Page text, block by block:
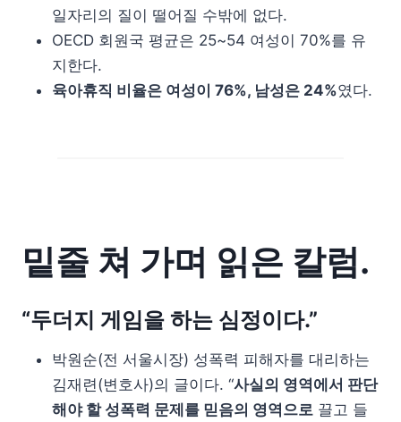
일자리의 질이 떨어질 수밖에 없다.
OECD 회원국 평균은 25~54 여성이 70%를 유
지한다.
육아휴직 비율은 여성이 76%, 남성은 24%였다.
밑줄 쳐 가며 읽은 칼럼.
“두더지 게임을 하는 심정이다.”
박원순(전 서울시장) 성폭력 피해자를 대리하는
김재련(변호사)의 글이다. “사실의 영역에서 판단
해야 할 성폭력 문제를 믿음의 영역으로 끌고 들